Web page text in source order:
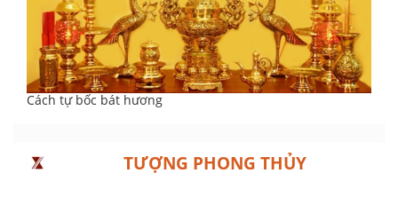
Cách tự bốc bát hương
TƯỢNG PHONG THỦY